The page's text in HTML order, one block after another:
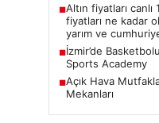
■Altın fiyatları
fiyatları ne kadar
yarım ve
■İzmir’de
Sports Academy
■Açık Hava
Mekanları